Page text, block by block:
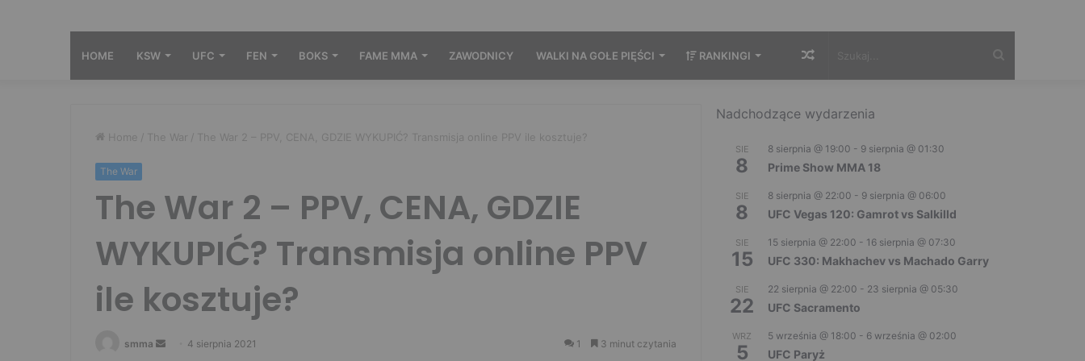
HOME KSW UFC FEN BOKS FAME MMA ZAWODNICY WALKI NA GOŁE PIĘŚCI RANKINGI Losowy
Home / The War / The War 2 – PPV, CENA, GDZIE WYKUPIĆ? Transmisja online PPV ile kosztuje?
The War
The War 2 – PPV, CENA, GDZIE
WYKUPIĆ? Transmisja online PPV
ile kosztuje?
smma
Send 4 sierpnia 2021 1 3 minut czytania
Nadchodzące wydarzenia
SIE
8
8 sierpnia @ 19:00 - 9 sierpnia @ 01:30
Prime Show MMA 18
SIE
8
8 sierpnia @ 22:00 - 9 sierpnia @ 06:00
UFC Vegas 120: Gamrot vs Salkilld
SIE
15
15 sierpnia @ 22:00 - 16 sierpnia @ 07:30
UFC 330: Makhachev vs Machado Garry
SIE
22
22 sierpnia @ 22:00 - 23 sierpnia @ 05:30
UFC Sacramento
WRZ
5
5 września @ 18:00 - 6 września @ 02:00
UFC Paryż